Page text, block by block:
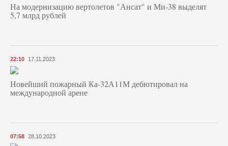
На модернизацию вертолетов "Ансат" и Ми-38 выделят
5,7 млрд рублей
22:10 17.11.2023
Новейший пожарный Ка-32А11М дебютировал на
международной арене
07:58 28.10.2023